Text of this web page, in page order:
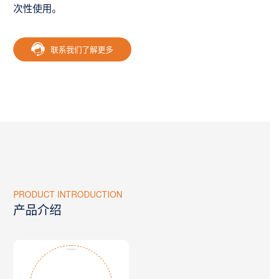
次性使用。
联系我们了解更多
PRODUCT INTRODUCTION
产品介绍